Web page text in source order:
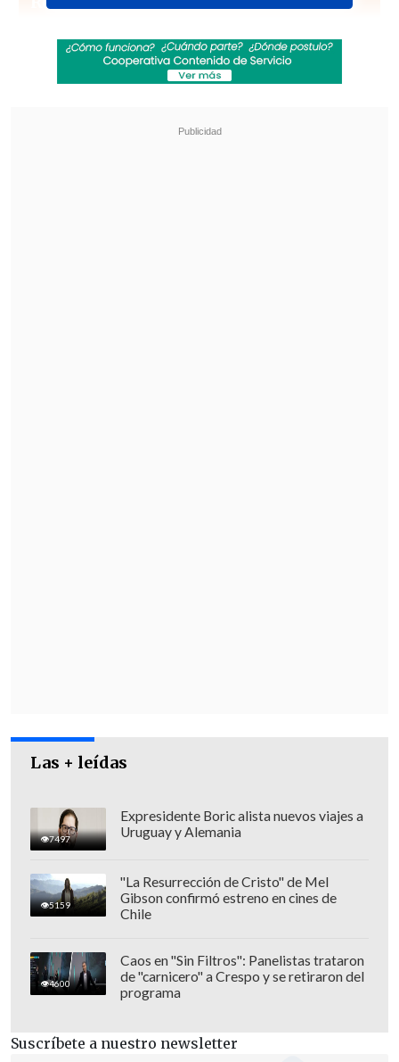
Emiliano Astorga fue oficializado como nuevo
DT de Deportes Temuco
Las + leídas
7497
Expresidente Boric alista nuevos viajes a
Uruguay y Alemania
5159
"La Resurrección de Cristo" de Mel
Gibson confirmó estreno en cines de
Chile
4600
Caos en "Sin Filtros": Panelistas trataron
de "carnicero" a Crespo y se retiraron del
programa
Suscríbete a nuestro newsletter